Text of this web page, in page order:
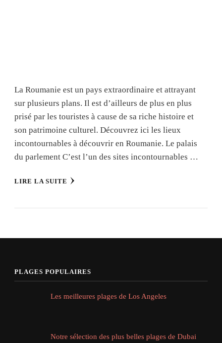
La Roumanie est un pays extraordinaire et attrayant
sur plusieurs plans. Il est d’ailleurs de plus en plus
prisé par les touristes à cause de sa riche histoire et
son patrimoine culturel. Découvrez ici les lieux
incontournables à découvrir en Roumanie. Le palais
du parlement C’est l’un des sites incontournables …
LIRE LA SUITE
PLAGES POPULAIRES
Les meilleures plages de Los Angeles
Notre sélection des plus belles plages de Dubai